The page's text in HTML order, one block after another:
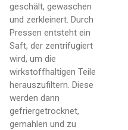
geschält, gewaschen
und zerkleinert. Durch
Pressen entsteht ein
Saft, der zentrifugiert
wird, um die
wirkstoffhaltigen Teile
herauszufiltern. Diese
werden dann
gefriergetrocknet,
gemahlen und zu